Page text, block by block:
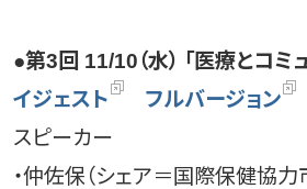
●第3回 11/10（水） 「医療とコミ
イジェスト
フルバージョン
スピーカー
・仲佐保（シェア＝国際保健協